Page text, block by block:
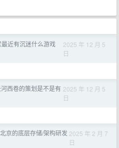
最近有沉迷什么游戏
2025 年 12 月 5
日
西卷的策划是不是有 2025 年 12 月 5
日
北京的底层存储/架构研发 2025 年 2 月 7
日